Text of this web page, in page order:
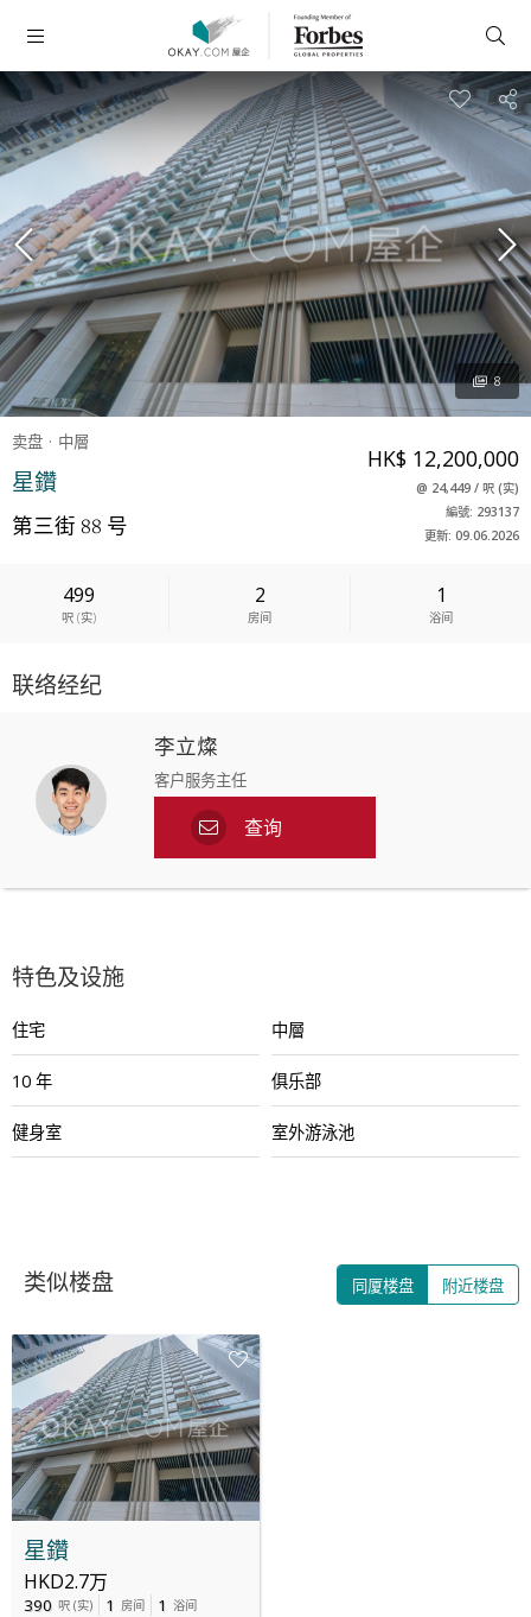
卖盘 中層
星鑽
第三街 88 号
HK$ 12,200,000
@ 24,449/ 呎(实)
編號: 293137
更新: 09.06.2026
499
呎(实)
2
房间
1
浴间
8
联络经纪
李立燦
客户服务主任
查询
特色及设施
住宅 中層
10 年 俱乐部
健身室 室外游泳池
类似楼盘 同厦楼盘 附近楼盘
星鑽
HKD2.7万
390 呎 (实) 1 房间 1 浴间